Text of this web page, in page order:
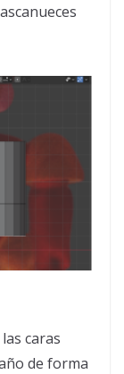
caras
de forma